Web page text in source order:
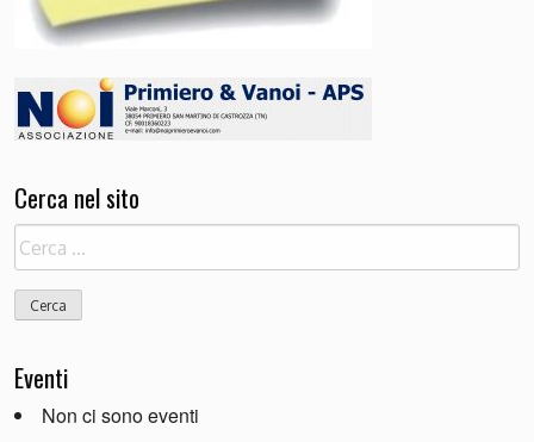
Cerca nel sito
Ricerca
per:
Eventi
Non ci sono eventi